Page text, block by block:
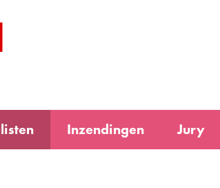
homepage)
Inzendingen Jury